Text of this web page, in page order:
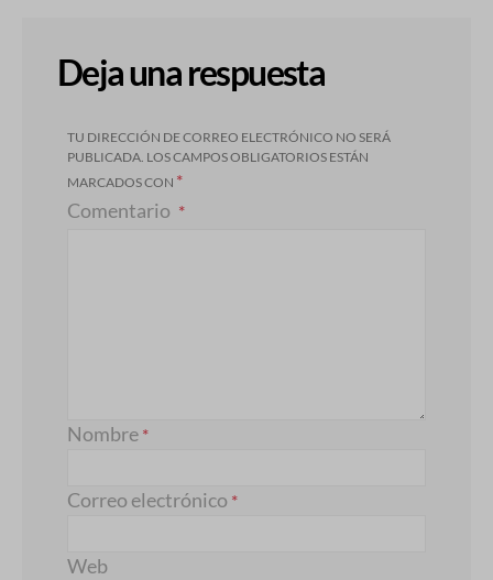
Deja una respuesta
TU DIRECCIÓN DE CORREO ELECTRÓNICO NO SERÁ
PUBLICADA. LOS CAMPOS OBLIGATORIOS ESTÁN
MARCADOS CON *
Comentario
Nombre *
Correo electrónico *
Web